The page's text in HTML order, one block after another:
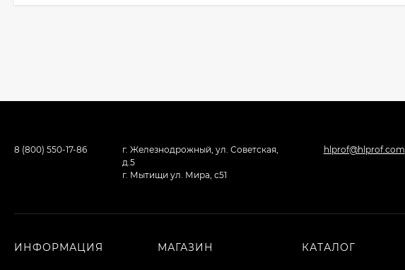
8 (800) 550-17-86
г. Железнодрожный, ул. Советская,
д.5
г. Мытищи ул. Мира, с51
hlprof@hlprof.com
ИНФОРМАЦИЯ МАГАЗИН КАТАЛОГ